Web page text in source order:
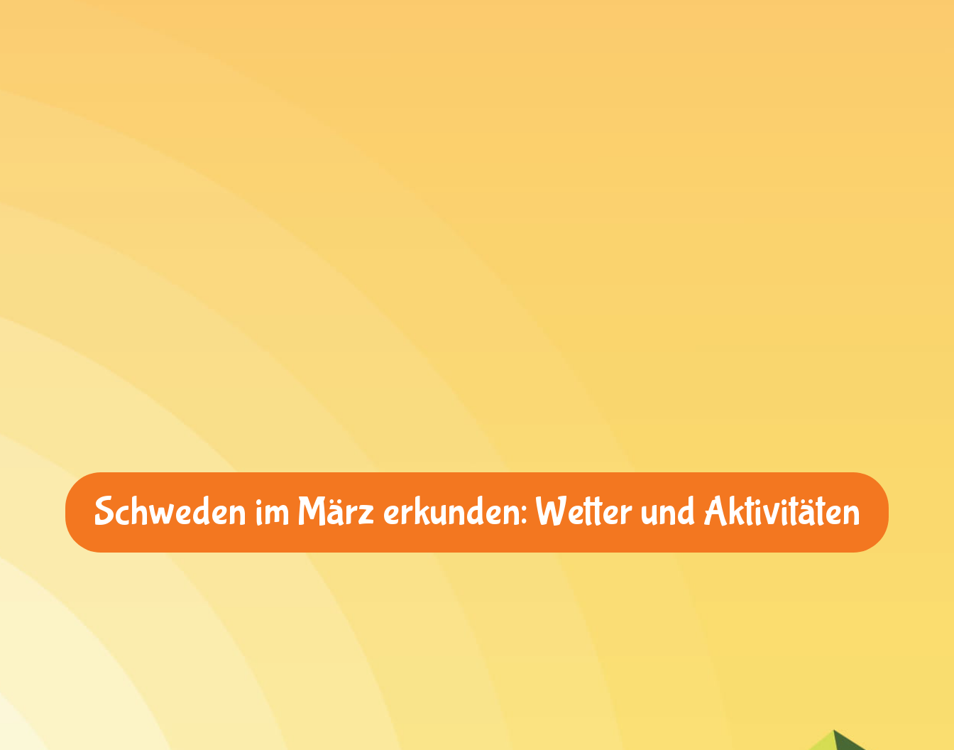
Schweden im März erkunden: Wetter und Aktivitäten